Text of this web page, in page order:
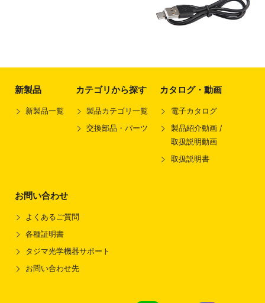
新製品
新製品一覧
カテゴリから探す
製品カテゴリ一覧
交換部品・パーツ
カタログ・動画
電子カタログ
製品紹介動画 /
取扱説明動画
取扱説明書
お問い合わせ
よくあるご質問
各種証明書
タジマ光学機器サポート
お問い合わせ先